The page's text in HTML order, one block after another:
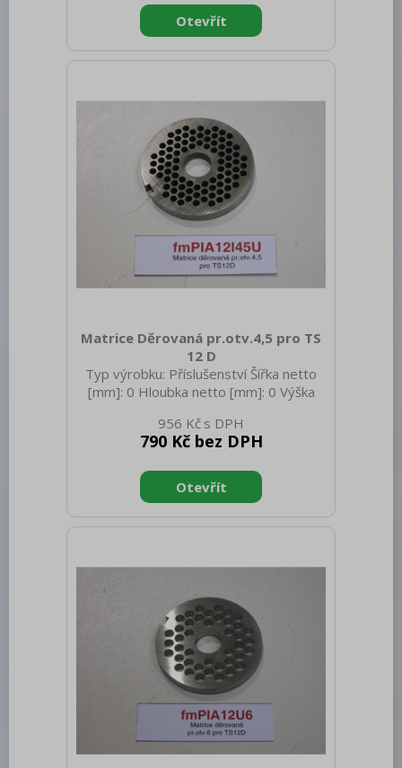
Matrice Děrovaná pr.otv.4,5 pro TS
12 D
Typ výrobku: Příslušenství Šířka netto
[mm]: 0 Hloubka netto [mm]: 0 Výška
Hmotnost brutto [kg]: 0.60
956 Kč
790 Kč bez DPH